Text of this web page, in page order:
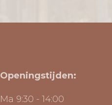
Openingstijden:
Ma 9:30 - 14:00